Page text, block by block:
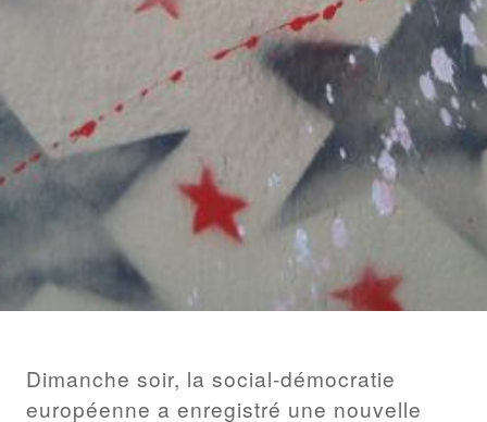
Dimanche soir, la social-démocratie
européenne a enregistré une nouvelle